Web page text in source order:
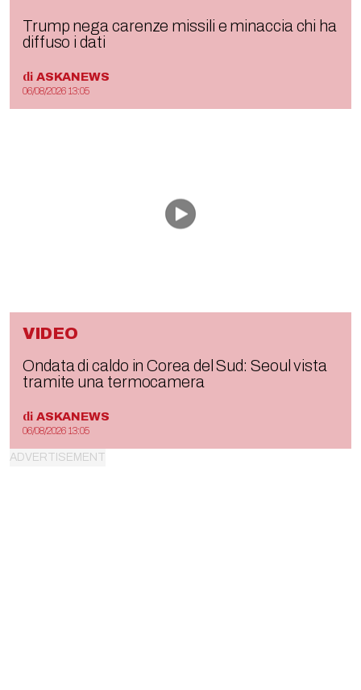
Trump nega carenze missili e minaccia chi ha
diffuso i dati
di ASKANEWS
06/08/2026 13:05
VIDEO
Ondata di caldo in Corea del Sud: Seoul vista
tramite una termocamera
di ASKANEWS
06/08/2026 13:05